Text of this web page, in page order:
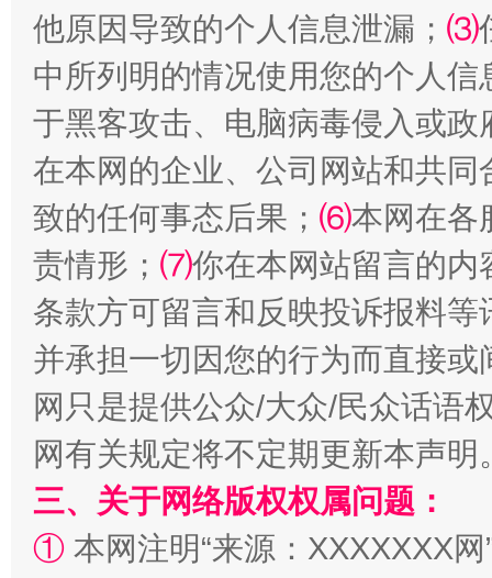
阿坝州三大球赛在茂县开幕 规模
国家大学科技园优化重塑工作
他原因导致的个人信息泄漏； ⑶
中所列明的情况使用您的个人
于黑客攻击、电脑病毒侵入或
在本网的企业、公司网站和共
致的任何事态后果； ⑹本网在各
责情形； ⑺你在本网站留言的内
条款方可留言和反映投诉报料
并承担一切因您的行为而直接
网只是提供公众/大众/民众话语
网有关规定将不定期更新本声明
三、关于网络版权权属问题：
① 本网注明“来源：XXXXXXX